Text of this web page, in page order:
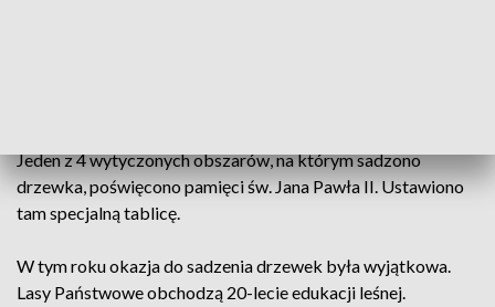
Jeden z 4 wytyczonych obszarów, na którym sadzono
drzewka, poświęcono pamięci św. Jana Pawła II. Ustawiono
tam specjalną tablicę.
W tym roku okazja do sadzenia drzewek była wyjątkowa.
Lasy Państwowe obchodzą 20-lecie edukacji leśnej.